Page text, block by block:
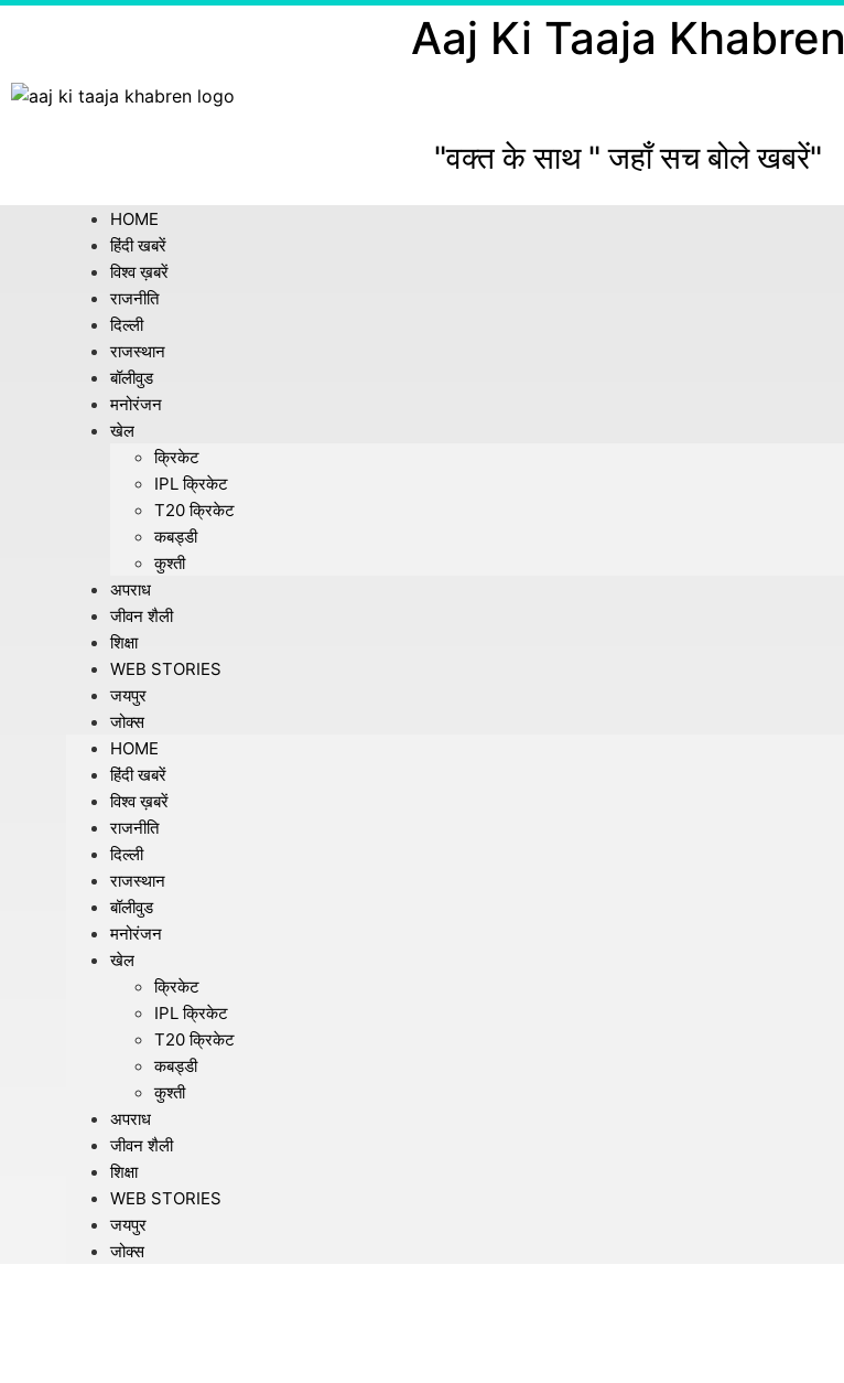
Aaj Ki Taaja Khabren
"वक्त के साथ " जहाँ सच बोले खबरें"
HOME
हिंदी खबरें
विश्व ख़बरें
राजनीति
दिल्ली
राजस्थान
बॉलीवुड
मनोरंजन
खेल
क्रिकेट
IPL क्रिकेट
T20 क्रिकेट
कबड्डी
कुश्ती
अपराध
जीवन शैली
शिक्षा
WEB STORIES
जयपुर
जोक्स
HOME
हिंदी खबरें
विश्व ख़बरें
राजनीति
दिल्ली
राजस्थान
बॉलीवुड
मनोरंजन
खेल
क्रिकेट
IPL क्रिकेट
T20 क्रिकेट
कबड्डी
कुश्ती
अपराध
जीवन शैली
शिक्षा
WEB STORIES
जयपुर
जोक्स